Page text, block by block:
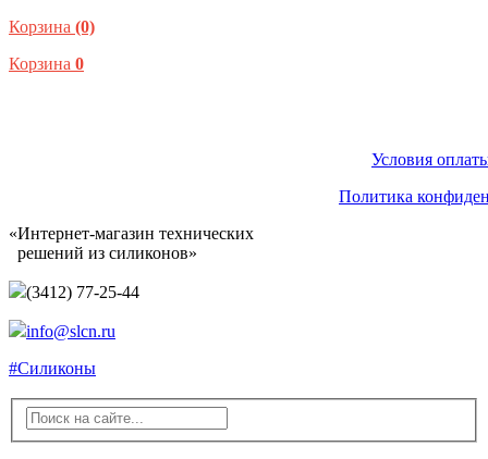
Корзина (0)
Корзина 0
Условия
Политика
«Интернет-магазин технических
решений из силиконов»
(3412) 77-25-44
info@slcn.ru
#Силиконы